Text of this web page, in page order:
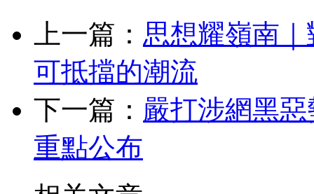
上一篇： 思想耀嶺南
可抵擋的潮流
下一篇： 嚴打涉網黑
重點公布